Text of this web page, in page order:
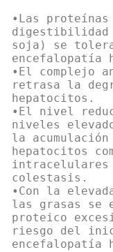
•Las
digestibilidad
soja) se
encefalopatía
•El complejo
retrasa la
hepatocitos.
•El nivel
niveles
la
hepatocitos
intracelulares
colestasis.
•Con la
las grasas se
proteico
riesgo del
encefalopatía